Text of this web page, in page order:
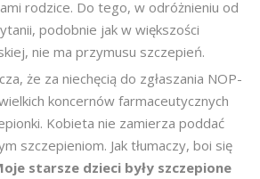
rodzice. Do tego, w odróżnieniu od
podobnie jak w większości
nie ma przymusu szczepień.
że za niechęcią do zgłaszania NOP-
koncernów farmaceutycznych
Kobieta nie zamierza poddać
szczepieniom. Jak tłumaczy, boi się
starsze dzieci były szczepione